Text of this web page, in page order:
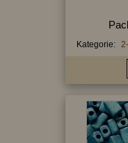
Kategorie: